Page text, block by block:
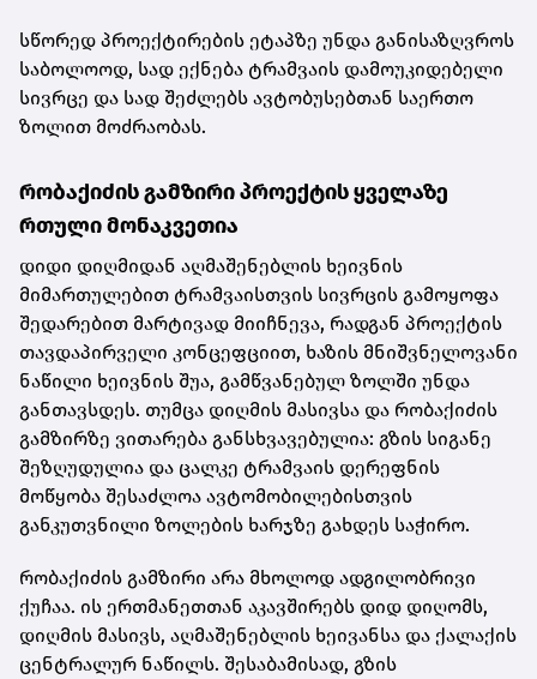
სწორედ პროექტირების ეტაპზე უნდა განისაზღვროს
საბოლოოდ, სად ექნება ტრამვაის დამოუკიდებელი
სივრცე და სად შეძლებს ავტობუსებთან საერთო
ზოლით მოძრაობას.
რობაქიძის გამზირი პროექტის ყველაზე
რთული მონაკვეთია
დიდი დიღმიდან აღმაშენებლის ხეივნის
მიმართულებით ტრამვაისთვის სივრცის გამოყოფა
შედარებით მარტივად მიიჩნევა, რადგან პროექტის
თავდაპირველი კონცეფციით, ხაზის მნიშვნელოვანი
ნაწილი ხეივნის შუა, გამწვანებულ ზოლში უნდა
განთავსდეს. თუმცა დიღმის მასივსა და რობაქიძის
გამზირზე ვითარება განსხვავებულია: გზის სიგანე
შეზღუდულია და ცალკე ტრამვაის დერეფნის
მოწყობა შესაძლოა ავტომობილებისთვის
განკუთვნილი ზოლების ხარჯზე გახდეს საჭირო.
რობაქიძის გამზირი არა მხოლოდ ადგილობრივი
ქუჩაა. ის ერთმანეთთან აკავშირებს დიდ დიღომს,
დიღმის მასივს, აღმაშენებლის ხეივანსა და ქალაქის
ცენტრალურ ნაწილს. შესაბამისად, გზის